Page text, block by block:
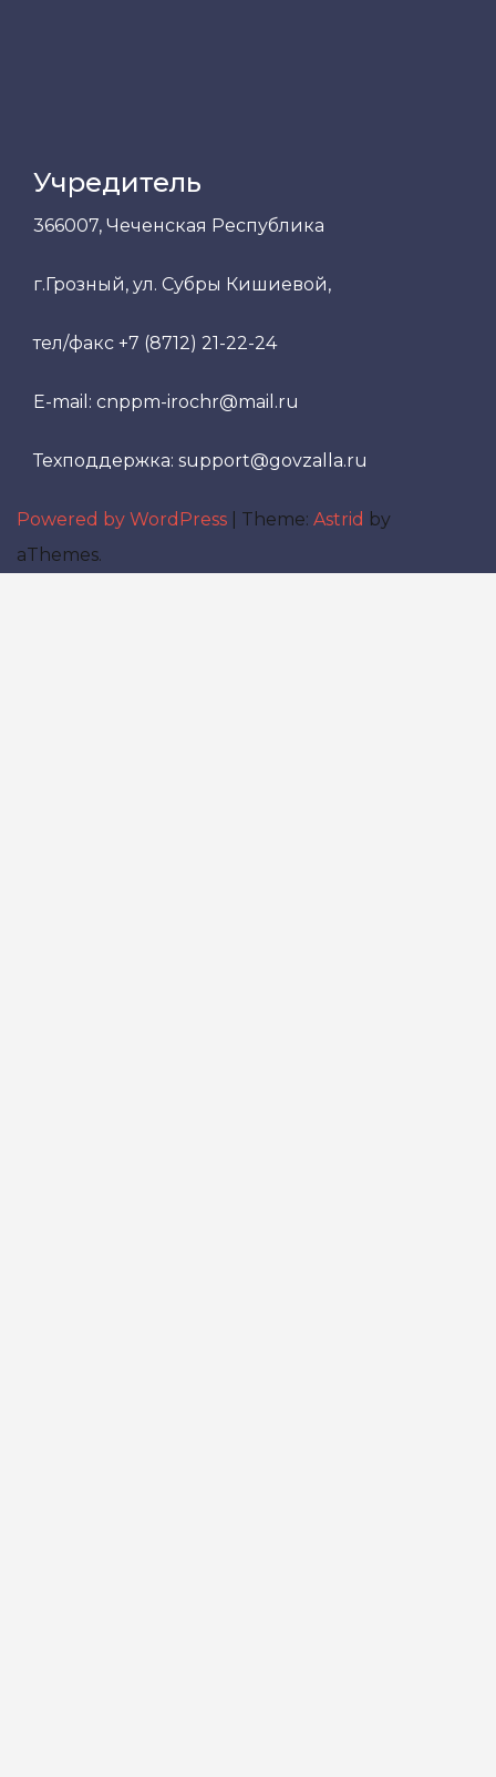
Учредитель
366007, Чеченская Республика
г.Грозный, ул. Субры Кишиевой,
тел/факс +7 (8712) 21-22-24
E-mail: cnppm-irochr@mail.ru
Техподдержка: support@govzalla.ru
Powered by WordPress Theme: Astrid by
aThemes.